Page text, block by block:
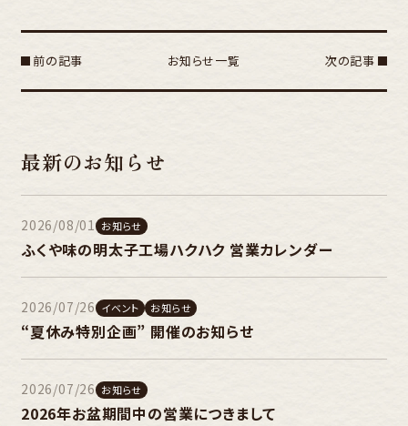
前の記事 お知らせ一覧 次の記事
最新のお知らせ
2026/08/01 お知らせ
ふくや味の明太子工場ハクハク 営業カレンダー
2026/07/26 イベント お知らせ
“夏休み特別企画” 開催のお知らせ
2026/07/26 お知らせ
2026年お盆期間中の営業につきまして